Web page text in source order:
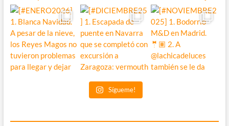
Sígueme!